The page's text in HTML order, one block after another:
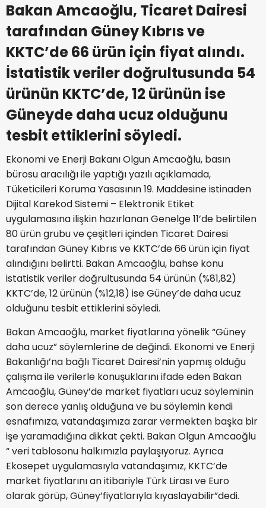
Bakan Amcaoğlu, Ticaret Dairesi
tarafından Güney Kıbrıs ve
KKTC’de 66 ürün için fiyat alındı.
İstatistik veriler doğrultusunda 54
ürünün KKTC’de, 12 ürünün ise
Güneyde daha ucuz olduğunu
tesbit ettiklerini söyledi.
Ekonomi ve Enerji Bakanı Olgun Amcaoğlu, basın
bürosu aracılığı ile yaptığı yazılı açıklamada,
Tüketicileri Koruma Yasasının 19. Maddesine istinaden
Dijital Karekod Sistemi – Elektronik Etiket
uygulamasına ilişkin hazırlanan Genelge 11’de belirtilen
80 ürün grubu ve çeşitleri içinden Ticaret Dairesi
tarafından Güney Kıbrıs ve KKTC’de 66 ürün için fiyat
alındığını belirtti. Bakan Amcaoğlu, bahse konu
istatistik veriler doğrultusunda 54 ürünün (%81,82)
KKTC’de, 12 ürünün (%12,18) ise Güney’de daha ucuz
olduğunu tesbit ettiklerini söyledi.
Bakan Amcaoğlu, market fiyatlarına yönelik “Güney
daha ucuz” söylemlerine de değindi. Ekonomi ve Enerji
Bakanlığı’na bağlı Ticaret Dairesi’nin yapmış olduğu
çalışma ile verilerle konuşuklarını ifade eden Bakan
Amcaoğlu, Güney’de market fiyatları ucuz söyleminin
son derece yanlış olduğuna ve bu söylemin kendi
esnafımıza, vatandaşımıza zarar vermekten başka bir
işe yaramadığına dikkat çekti. Bakan Olgun Amcaoğlu
“ veri tablosonu halkımızla paylaşıyoruz. Ayrıca
Ekosepet uygulamasıyla vatandaşımız, KKTC’de
market fiyatlarını an itibariyle Türk Lirası ve Euro
olarak görüp, Güney’fiyatlarıyla kıyaslayabilir”dedi.